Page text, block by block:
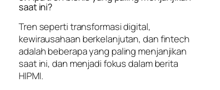
saat ini?
Tren seperti transformasi digital,
kewirausahaan berkelanjutan, dan fintech
adalah beberapa yang paling menjanjikan
saat ini, dan menjadi fokus dalam berita
HIPMI.